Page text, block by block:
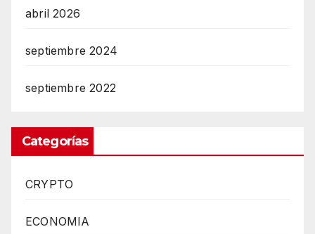
abril 2026
septiembre 2024
septiembre 2022
Categorías
CRYPTO
ECONOMIA